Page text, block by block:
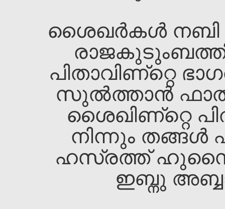
ശൈഖ‌ര്‍കള്‍ നബി
പിതാവിണ്റ്റെ
സുല്‍ത്താന്‍
ശൈഖ‌ിണ്റ്റെ
നിന്നും
ഹസ്രത്ത്‌
ഇബ്നു